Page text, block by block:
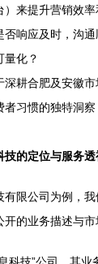
来提升营销效率
否响应及时，沟
量化？
深耕合肥及安徽
习惯的独特洞
技的定位与服务透
有限公司为例，
开的业务描述与市
科技”公司，其